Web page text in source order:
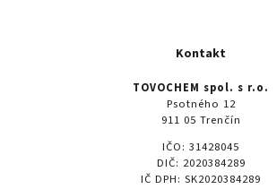
Kontakt
TOVOCHEM spol. s r.o.
Psotného 12
911 05 Trenčín
IČO: 31428045
DIČ: 2020384289
IČ DPH: SK2020384289